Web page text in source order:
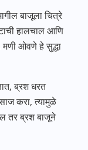
बाजूला चित्रे
हालचाल आणि
मणी ओवणे हे सुद्धा
ब्रश धरत
करा, त्यामुळे
तर ब्रश बाजूने